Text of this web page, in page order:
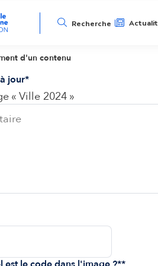
N
a
v
a
t
i
Recherche
d'un contenu
jour
« Ville 2024 »